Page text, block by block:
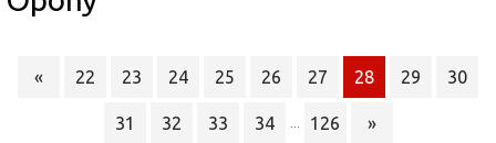
« 22 23 24 25 26 27 28 29 30
31 32 33 34 126 »